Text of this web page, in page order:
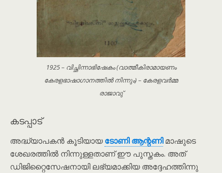
1925 – വിച്ഛിന്നാഭിഷേകം (വാത്മീകിരാമായണം
കേരളഭാഷാഗാനത്തിൽ നിന്നും) – കേരളവർമ്മ
രാജാവു്
കടപ്പാട്
അദ്ധ്യാപകൻ കൂടിയായടോണി ആന്റണിമാഷുടെ
ശേഖരത്തിൽ നിന്നുള്ളതാണ് ഈ പുസ്തകം. അത്
ഡിജിറ്റൈസേഷനായി ലഭ്യമാക്കിയ അദ്ദേഹത്തിന്നു